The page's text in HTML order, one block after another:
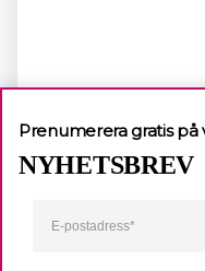
Prenumerera gratis på
NYHETSBREV